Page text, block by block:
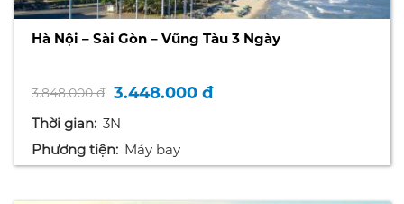
Hà Nội – Sài Gòn – Vũng Tàu 3 Ngày
3.848.000 đ 3.448.000 đ
Thời gian: 3N
Phương tiện: Máy bay